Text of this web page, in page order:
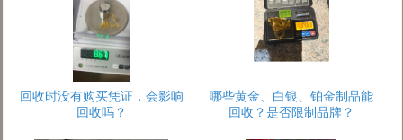
回收时没有购买凭证，会影响
回收吗？
哪些黄金、白银、铂金制品能
回收？是否限制品牌？